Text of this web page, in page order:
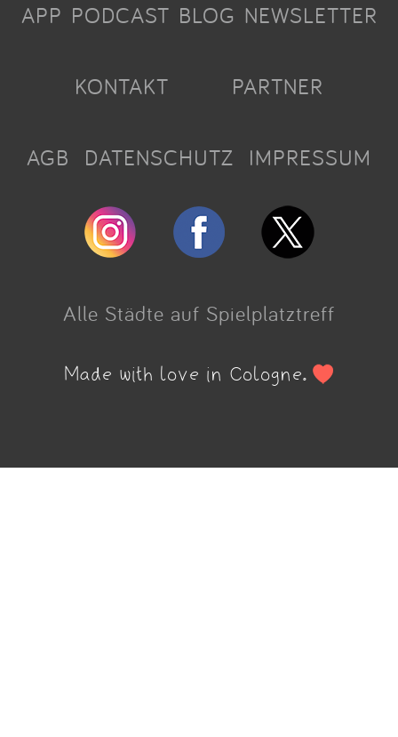
APP PODCAST BLOG NEWSLETTER
KONTAKT PARTNER
AGB DATENSCHUTZ IMPRESSUM
Alle Städte auf Spielplatztreff
Made with love in Cologne.